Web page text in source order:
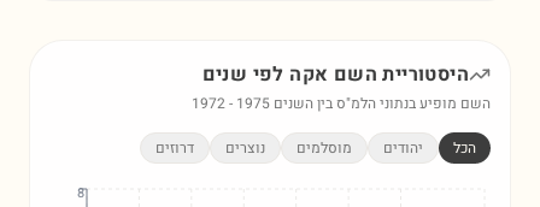
היסטוריית השם אקה לפי שנים
השם מופיע בנתוני הלמ"ס בין השנים 1972- 1975
הכל יהודים מוסלמים נוצרים דרוזים
8